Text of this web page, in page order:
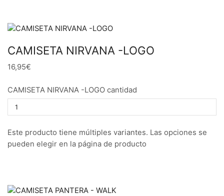
CAMISETA NIRVANA -LOGO
16,95€
CAMISETA NIRVANA -LOGO cantidad
Este producto tiene múltiples variantes. Las opciones se
pueden elegir en la página de producto